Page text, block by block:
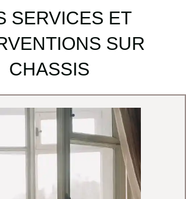
SERVICES ET
SUR
CHASSIS